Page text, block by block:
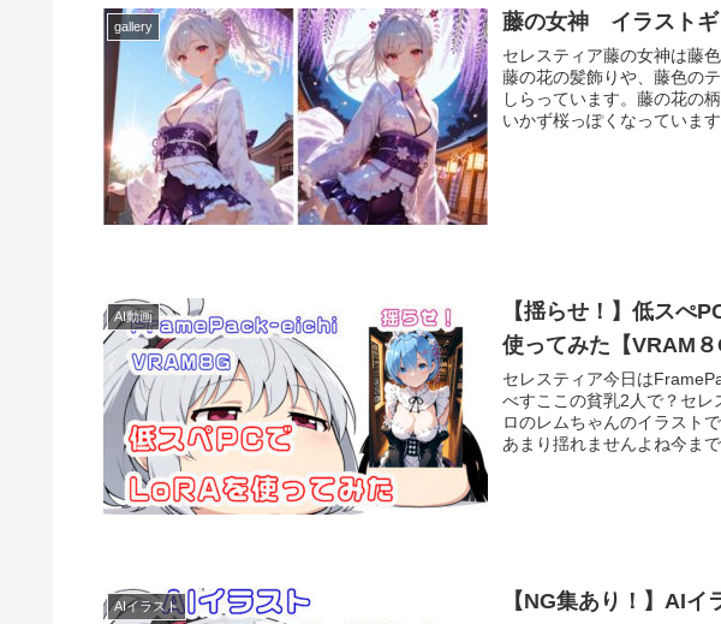
gallery 藤の女神 イラストギ
セレスティア藤の女神は藤
藤の花の髪飾りや、藤色の
しらっています。藤の花の
いかず桜っぽくなっていま
AI動画
【揺らせ！】低スぺ
使ってみた【VRAM８
セレスティア今日は
べすここの貧乳2人で？セ
ロのレムちゃんのイラスト
あまり揺れませんよね今ま
AIイラスト
【NG集あり！】AI